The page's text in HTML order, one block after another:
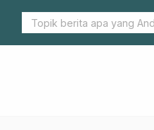
Tingkatkan Kesadaran
Kab. Pasuruan